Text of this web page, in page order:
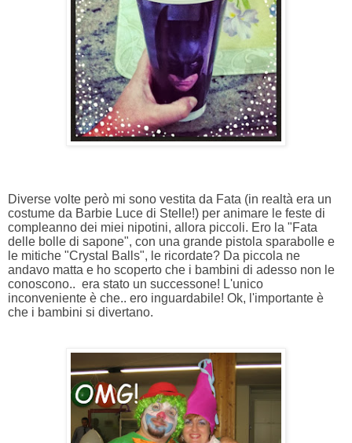
Diverse volte però mi sono vestita da Fata (in realtà era un
costume da Barbie Luce di Stelle!) per animare le feste di
compleanno dei miei nipotini, allora piccoli. Ero la "Fata
delle bolle di sapone", con una grande pistola sparabolle e
le mitiche "Crystal Balls", le ricordate? Da piccola ne
andavo matta e ho scoperto che i bambini di adesso non le
conoscono.. era stato un successone! L'unico
inconveniente è che.. ero inguardabile! Ok, l'importante è
che i bambini si divertano.